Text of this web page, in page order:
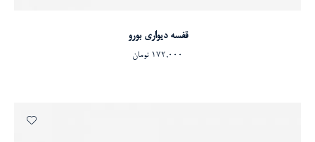
افزودن به سبد خرید
قفسه دیواری بورو
172,000 تومان